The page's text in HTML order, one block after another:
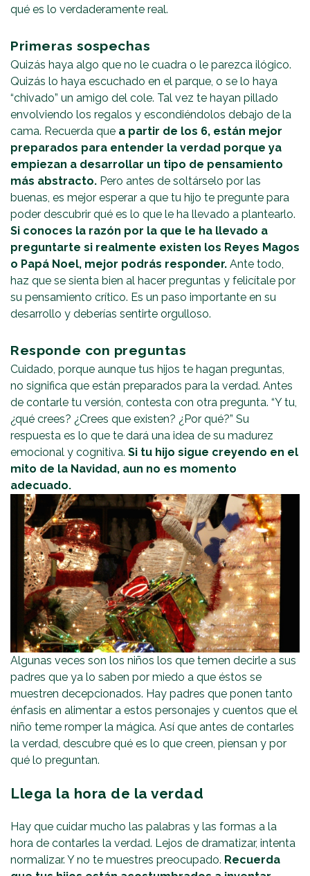
qué es lo verdaderamente real.
Primeras sospechas
Quizás haya algo que no le cuadra o le parezca ilógico.
Quizás lo haya escuchado en el parque, o se lo haya
“chivado” un amigo del cole. Tal vez te hayan pillado
envolviendo los regalos y escondiéndolos debajo de la
cama. Recuerda que a partir de los 6, están mejor
preparados para entender la verdad porque ya
empiezan a desarrollar un tipo de pensamiento
más abstracto. Pero antes de soltárselo por las
buenas, es mejor esperar a que tu hijo te pregunte para
poder descubrir qué es lo que le ha llevado a plantearlo.
Si conoces la razón por la que le ha llevado a
preguntarte si realmente existen los Reyes Magos
o Papá Noel, mejor podrás responder. Ante todo,
haz que se sienta bien al hacer preguntas y felicítale por
su pensamiento crítico. Es un paso importante en su
desarrollo y deberías sentirte orgulloso.
Responde con preguntas
Cuidado, porque aunque tus hijos te hagan preguntas,
no significa que están preparados para la verdad. Antes
de contarle tu versión, contesta con otra pregunta. “Y tu,
¿qué crees? ¿Crees que existen? ¿Por qué?” Su
respuesta es lo que te dará una idea de su madurez
emocional y cognitiva. Si tu hijo sigue creyendo en el
mito de la Navidad, aun no es momento
adecuado.
Algunas veces son los niños los que temen decirle a sus
padres que ya lo saben por miedo a que éstos se
muestren decepcionados. Hay padres que ponen tanto
énfasis en alimentar a estos personajes y cuentos que el
niño teme romper la mágica. Así que antes de contarles
la verdad, descubre qué es lo que creen, piensan y por
qué lo preguntan.
Llega la hora de la verdad
Hay que cuidar mucho las palabras y las formas a la
hora de contarles la verdad. Lejos de dramatizar, intenta
normalizar. Y no te muestres preocupado. Recuerda